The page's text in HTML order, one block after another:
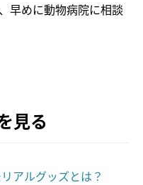
早めに動物病院に相談
見る
アルグッズとは？